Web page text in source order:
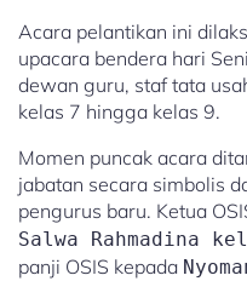
Acara pelantikan ini
upacara bendera hari
dewan guru, staf tata
kelas 7 hingga kelas 9.
Momen puncak acara
jabatan secara simbolis
pengurus baru. Ketua
Salwa Rahmadina
panji OSIS kepada